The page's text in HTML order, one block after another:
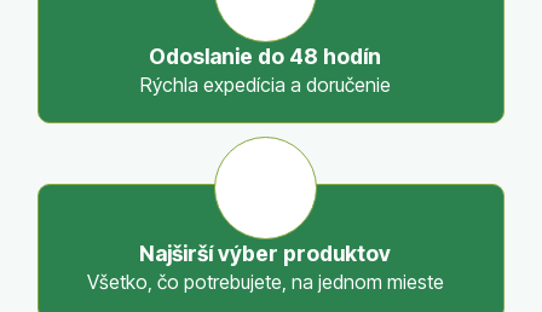
c
i
e
p
y
v
ý
Odoslanie do 48 hodín
Rýchla expedícia a doručenie
Najširší výber produktov
Všetko, čo potrebujete, na jednom mieste